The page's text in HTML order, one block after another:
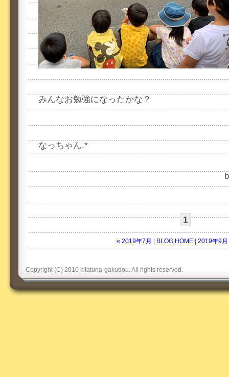
みんなお勉強になったかな？
なっちゃん.*
1
« 2019年7月 BLOG HOME |2019年9
Copyright (C) 2010 kitatuna-gakudou. All rights reserved.